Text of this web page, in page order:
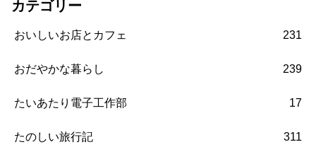
カテゴリー
おいしいお店とカフェ 231
おだやかな暮らし 239
たいあたり電子工作部 17
たのしい旅行記 311